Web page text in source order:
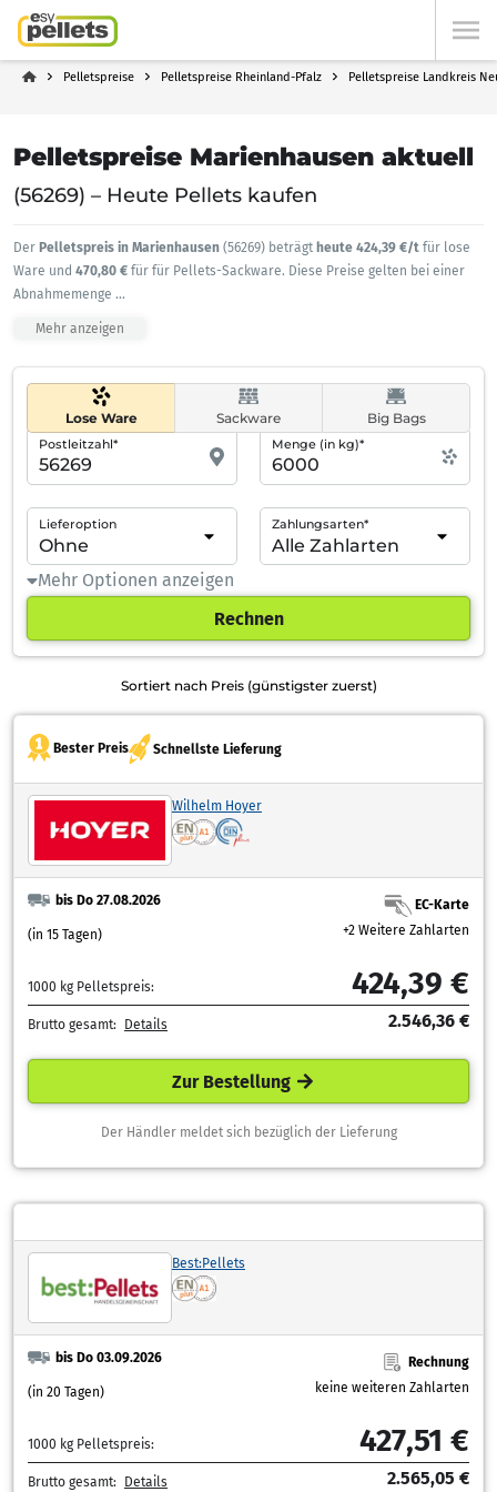
Pelletspreise Pelletspreise Rheinland-Pfalz Pelletspreise Landkreis
Pelletspreise Marienhausen aktuell
(56269) – Heute Pellets kaufen
Der Pelletspreis in Marienhausen (56269) beträgt heute 424,39 €/t für lose
Ware und 470,80 € für für Pellets-Sackware. Diese Preise gelten bei einer
Abnahmemenge ...
Mehr anzeigen
Lose Ware Sackware Big Bags
Postleitzahl* Menge (in kg)*
Lieferoption Zahlungsarten*
Mehr Optionen anzeigen
Rechnen
Sortiert nach Preis (günstigster zuerst)
Bester Preis Schnellste Lieferung
Wilhelm Hoyer
bis Do 27.08.2026
(in 15 Tagen)
EC-Karte
+2 Weitere Zahlarten
1000 kg Pelletspreis: 424,39 €
Brutto gesamt: Details 2.546,36 €
Zur Bestellung
Der Händler meldet sich bezüglich der Lieferung
Best:Pellets
bis Do 03.09.2026
(in 20 Tagen)
Rechnung
keine weiteren Zahlarten
1000 kg Pelletspreis: 427,51 €
Brutto gesamt: Details 2.565,05 €